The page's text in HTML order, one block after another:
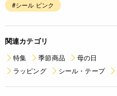
#シール ピンク
関連カテゴリ
特集 季節商品
母の日
ラッピング
シール・テープ